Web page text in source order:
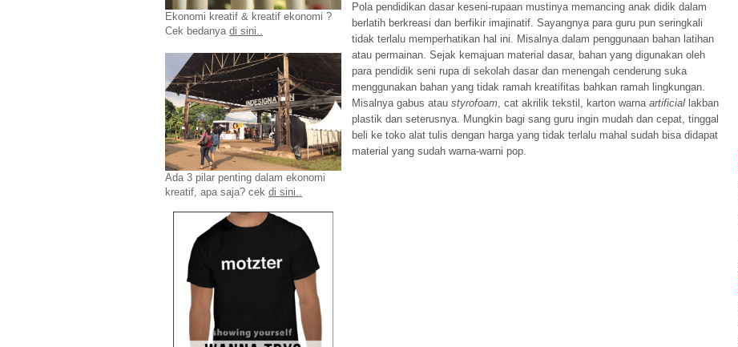
Pola pendidikan dasar keseni-rupaan mustinya memancing anak didik dalam
berlatih berkreasi dan berfikir imajinatif. Sayangnya para guru pun seringkali
tidak terlalu memperhatikan hal ini. Misalnya dalam penggunaan bahan latihan
atau permainan. Sejak kemajuan material dasar, bahan yang digunakan oleh
para pendidik seni rupa di sekolah dasar dan menengah cenderung suka
menggunakan bahan yang tidak ramah kreatifitas bahkan ramah lingkungan.
Misalnya gabus atau styrofoam, cat akrilik tekstil, karton warna artificial lakban
plastik dan seterusnya. Mungkin bagi sang guru ingin mudah dan cepat, tinggal
beli ke toko alat tulis dengan harga yang tidak terlalu mahal sudah bisa didapat
material yang sudah warna-warni pop.
Ekonomi kreatif & kreatif ekonomi ?
Cek bedanya di sini..
Ada 3 pilar penting dalam ekonomi
kreatif, apa saja? cek di sini..